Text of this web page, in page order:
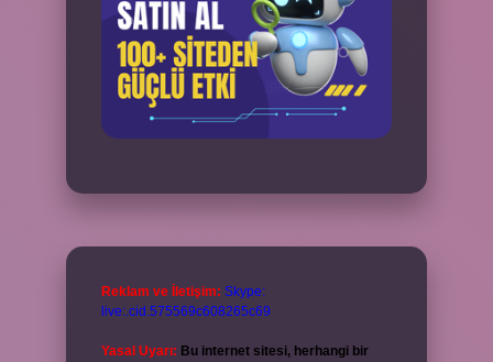
Reklam ve İletişim: Skype:
live:.cid.575569c608265c69
Yasal Uyarı: Bu internet sitesi, herhangi bir